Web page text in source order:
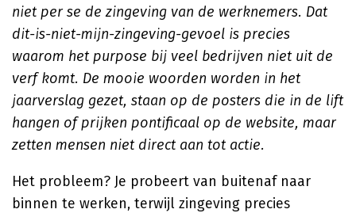
niet per se de zingeving van de werknemers. Dat
dit-is-niet-mijn-zingeving-gevoel is precies
waarom het purpose bij veel bedrijven niet uit de
verf komt. De mooie woorden worden in het
jaarverslag gezet, staan op de posters die in de lift
hangen of prijken pontificaal op de website, maar
zetten mensen niet direct aan tot actie.
Het probleem? Je probeert van buitenaf naar
binnen te werken, terwijl zingeving precies